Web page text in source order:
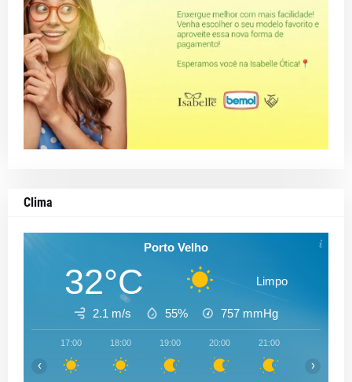
Clima
Porto Velho
32°C Limpo
2.1 m/s 55% 757 mmHg
17:00 18:00 19:00 20:00 21:00
‹ ›